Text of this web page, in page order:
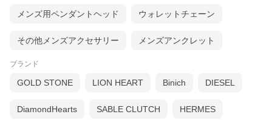
メンズ用ペンダントヘッド ウォレットチェーン
その他メンズアクセサリー メンズアンクレット
ブランド
GOLD STONE LION HEART Binich DIESEL
DiamondHearts SABLE CLUTCH HERMES